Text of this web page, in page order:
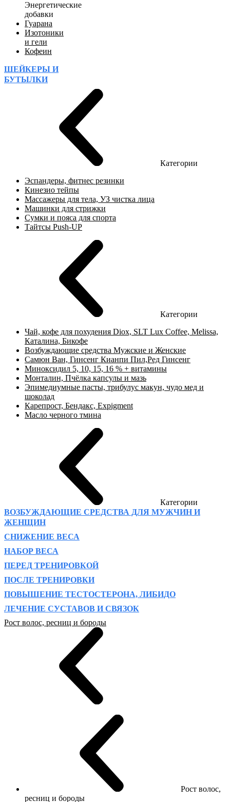
Энергетические
добавки
Гуарана
Изотоники
и гели
Кофеин
ШЕЙКЕРЫ И
БУТЫЛКИ
Категории
Эспандеры, фитнес резинки
Кинезио тейпы
Массажеры для тела, УЗ чистка лица
Машинки для стрижки
Сумки и пояса для спорта
Тайтсы Push-UP
Категории
Чай, кофе для похудения Diox, SLT Lux Coffee, Melissa,
Каталина, Бикофе
Возбуждающие средства Мужские и Женские
Самюн Ван, Гинсенг Кианпи Пил,Ред Гинсенг
Миноксидил 5, 10, 15, 16 % + витамины
Монталин, Пчёлка капсулы и мазь
Эпимедиумные пасты, трибулус макун, чудо мед и
шоколад
Карепрост, Бендакс, Expigment
Масло черного тмина
Категории
ВОЗБУЖДАЮЩИЕ СРЕДСТВА ДЛЯ МУЖЧИН И
ЖЕНЩИН
СНИЖЕНИЕ ВЕСА
НАБОР ВЕСА
ПЕРЕД ТРЕНИРОВКОЙ
ПОСЛЕ ТРЕНИРОВКИ
ПОВЫШЕНИЕ ТЕСТОСТЕРОНА, ЛИБИДО
ЛЕЧЕНИЕ СУСТАВОВ И СВЯЗОК
Рост волос, ресниц и бороды
Рост волос,
ресниц и бороды